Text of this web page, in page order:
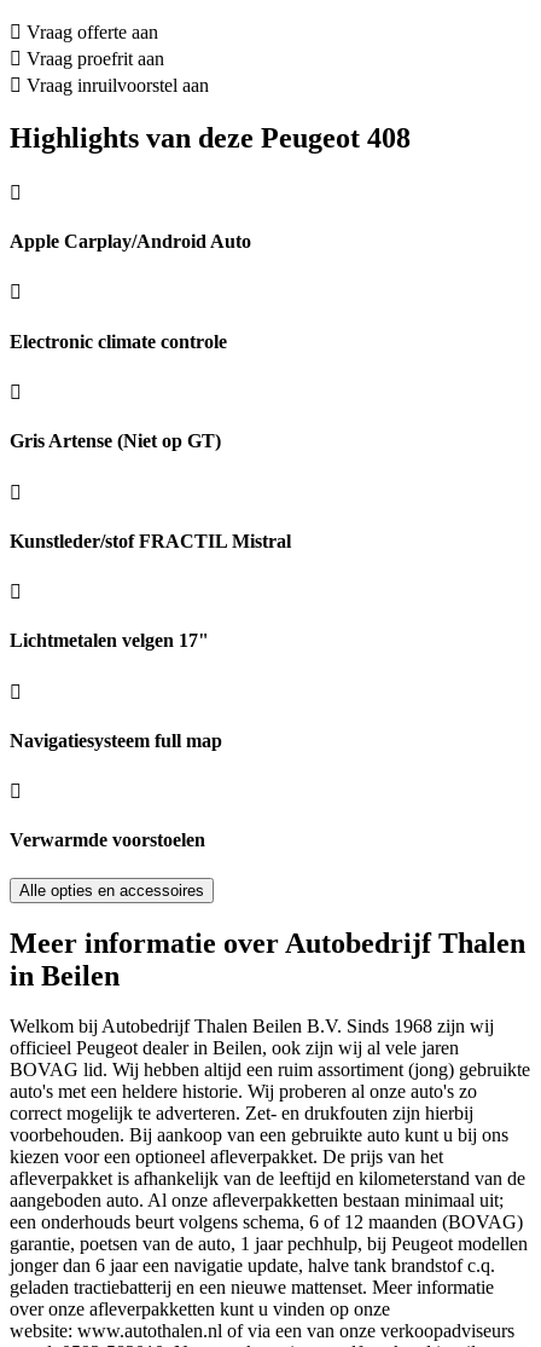
Vraag offerte aan
Vraag proefrit aan
Vraag inruilvoorstel aan
Highlights van deze Peugeot 408
Apple Carplay/Android Auto
Electronic climate controle
Gris Artense (Niet op GT)
Kunstleder/stof FRACTIL Mistral
Lichtmetalen velgen 17"
Navigatiesysteem full map
Verwarmde voorstoelen
Alle opties en accessoires
Meer informatie over Autobedrijf Thalen
in Beilen
Welkom bij Autobedrijf Thalen Beilen B.V. Sinds 1968 zijn wij
officieel Peugeot dealer in Beilen, ook zijn wij al vele jaren
BOVAG lid. Wij hebben altijd een ruim assortiment (jong) gebruikte
auto's met een heldere historie. Wij proberen al onze auto's zo
correct mogelijk te adverteren. Zet- en drukfouten zijn hierbij
voorbehouden. Bij aankoop van een gebruikte auto kunt u bij ons
kiezen voor een optioneel afleverpakket. De prijs van het
afleverpakket is afhankelijk van de leeftijd en kilometerstand van de
aangeboden auto. Al onze afleverpakketten bestaan minimaal uit;
een onderhouds beurt volgens schema, 6 of 12 maanden (BOVAG)
garantie, poetsen van de auto, 1 jaar pechhulp, bij Peugeot modellen
jonger dan 6 jaar een navigatie update, halve tank brandstof c.q.
geladen tractiebatterij en een nieuwe mattenset. Meer informatie
over onze afleverpakketten kunt u vinden op onze
website: www.autothalen.nl of via een van onze verkoopadviseurs